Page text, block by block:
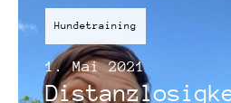
Hundetraining
1. Mai 2021